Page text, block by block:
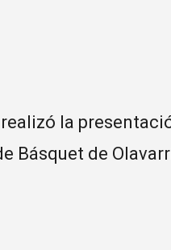
la
Básquet de